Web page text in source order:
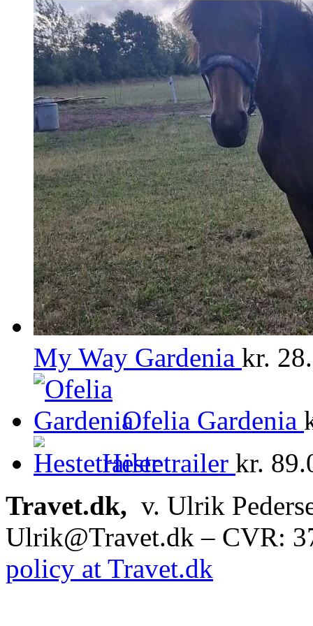
My Way Gardenia kr.
Ofelia Gardenia
Hestetrailer kr.
Travet.dk, v. Ulrik
Ulrik@Travet.dk – CVR:
policy at Travet.dk